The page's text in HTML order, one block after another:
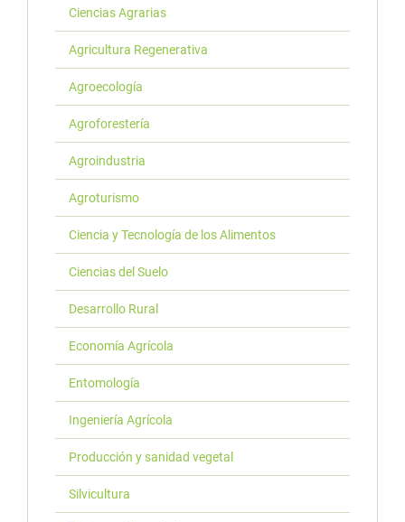
Ciencias Agrarias
Agricultura Regenerativa
Agroecología
Agroforestería
Agroindustria
Agroturismo
Ciencia y Tecnología de los Alimentos
Ciencias del Suelo
Desarrollo Rural
Economía Agrícola
Entomología
Ingeniería Agrícola
Producción y sanidad vegetal
Silvicultura